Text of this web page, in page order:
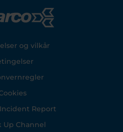
og vilkår
Report
Up Channel